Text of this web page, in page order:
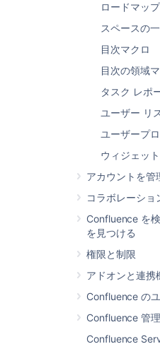
ロードマッ
スペースの
目次マクロ
目次の領域
タスク レポ
ユーザー リ
ユーザープ
ウィジェッ
アカウントを管
コラボレーショ
Confluence を
を見つける
権限と制限
アドオンと連携
Confluence の
Confluence 管
Confluence